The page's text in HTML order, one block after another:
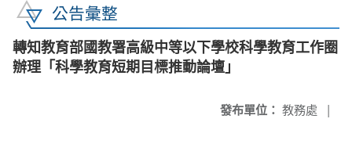
公告彙整
轉知教育部國教署高級中等以下學校科學教育工作圈
辦理「科學教育短期目標推動論壇」
發布單位： 教務處 |